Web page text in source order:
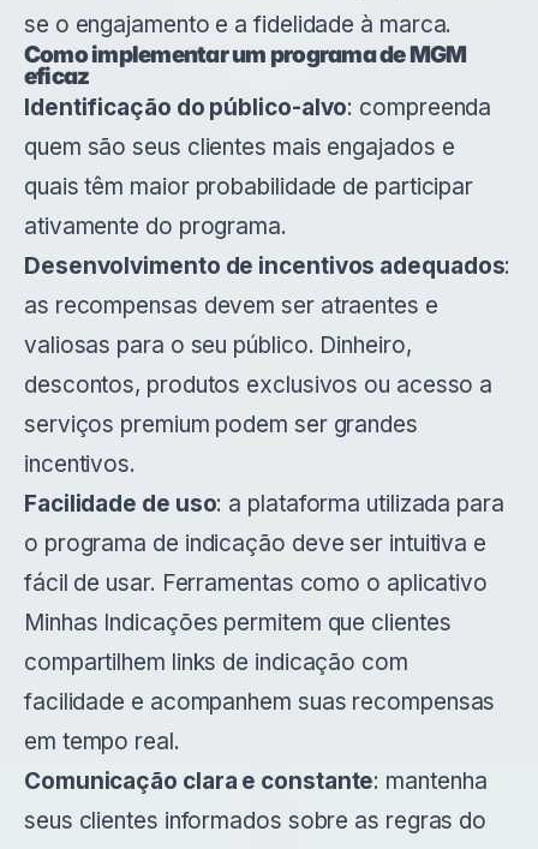
se o engajamento e a fidelidade à marca.
Como implementar um programa de MGM
eficaz
Identificação do público-alvo: compreenda
quem são seus clientes mais engajados e
quais têm maior probabilidade de participar
ativamente do programa.
Desenvolvimento de incentivos adequados:
as recompensas devem ser atraentes e
valiosas para o seu público. Dinheiro,
descontos, produtos exclusivos ou acesso a
serviços premium podem ser grandes
incentivos.
Facilidade de uso: a plataforma utilizada para
o programa de indicação deve ser intuitiva e
fácil de usar. Ferramentas como o aplicativo
Minhas Indicações permitem que clientes
compartilhem links de indicação com
facilidade e acompanhem suas recompensas
em tempo real.
Comunicação clara e constante: mantenha
seus clientes informados sobre as regras do